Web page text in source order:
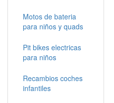
Motos de bateria
para niños y quads
Pit bikes electricas
para niños
Recambios coches
infantiles